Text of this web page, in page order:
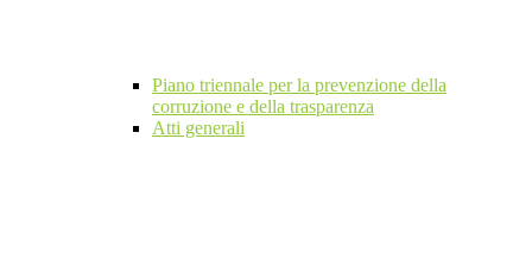
Piano triennale per la prevenzione della
corruzione e della trasparenza
Atti generali